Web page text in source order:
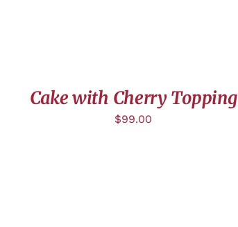
Cake with Cherry Topping
$99.00